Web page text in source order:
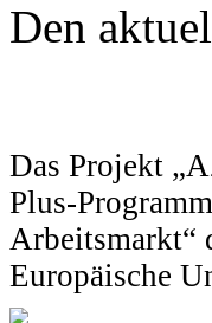
Den
Das Projekt
Plus-
Arbeitsmarkt“
Europäische